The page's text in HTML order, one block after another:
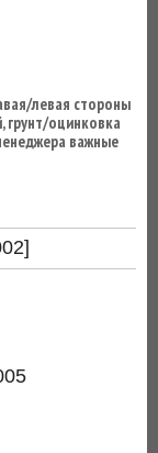
левая стороны
грунт/оцинковка
важные